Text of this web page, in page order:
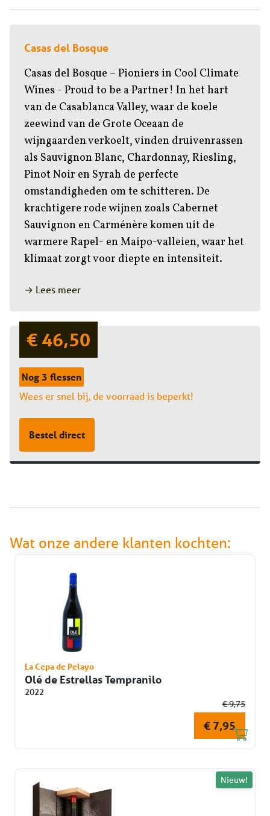
Casas del Bosque
Casas del Bosque – Pioniers in Cool Climate
Wines - Proud to be a Partner! In het hart
van de Casablanca Valley, waar de koele
zeewind van de Grote Oceaan de
wijngaarden verkoelt, vinden druivenrassen
als Sauvignon Blanc, Chardonnay, Riesling,
Pinot Noir en Syrah de perfecte
omstandigheden om te schitteren. De
krachtigere rode wijnen zoals Cabernet
Sauvignon en Carménère komen uit de
warmere Rapel- en Maipo-valleien, waar het
klimaat zorgt voor diepte en intensiteit.
→ Lees meer
€ 46,50
Nog 3 flessen
Wees er snel bij, de voorraad is beperkt!
Bestel direct
Wat onze andere klanten kochten:
La Cepa de Pelayo
Olé de Estrellas Tempranilo
2022
€ 9,75
€ 7,95
Nieuw!